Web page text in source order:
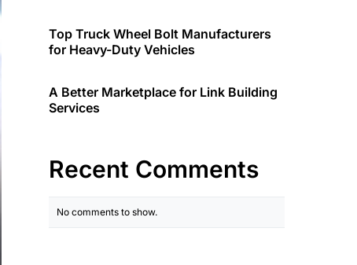
Top Truck Wheel Bolt Manufacturers
for Heavy-Duty Vehicles
A Better Marketplace for Link Building
Services
Recent Comments
No comments to show.